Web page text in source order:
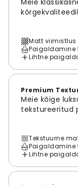
Meie
Matt viimistlus
Paigaldamine
Lihtne
Premium
Meie kõige
tekstureeritud
Tekstuurne
Paigaldamine
Lihtne